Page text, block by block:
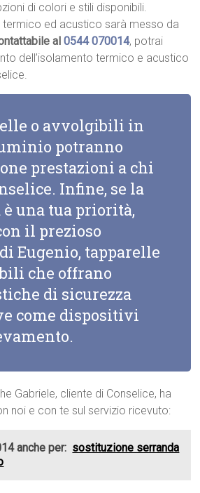
di colori e stili disponibili.
termico ed acustico sarà messo da
al0544 070014, potrai
dell’isolamento termico e acustico
o avvolgibili in
potranno
prestazioni a chi
Infine, se la
è una tua priorità,
il prezioso
Eugenio, tapparelle
che offrano
di sicurezza
come dispositivi
Gabriele, cliente di Conselice, ha
noi e con te sul servizio ricevuto:
anche per: sostituzione serranda